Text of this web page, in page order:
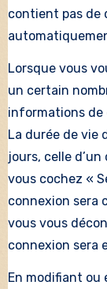
contient pas de
Lorsque vous
un certain
informations de
La durée de vie
jours, celle d’un
vous cochez «
connexion sera
vous vous
connexion sera
En modifiant ou